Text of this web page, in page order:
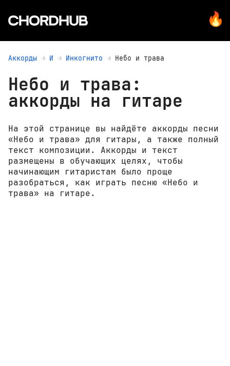
Аккорды И Инкогнито Небо и трава
Небо и трава:
аккорды на гитаре
На этой странице вы найдёте аккорды песни
«Небо и трава» для гитары, а также полный
текст композиции. Аккорды и текст
размещены в обучающих целях, чтобы
начинающим гитаристам было проще
разобраться, как играть песню «Небо и
трава» на гитаре.